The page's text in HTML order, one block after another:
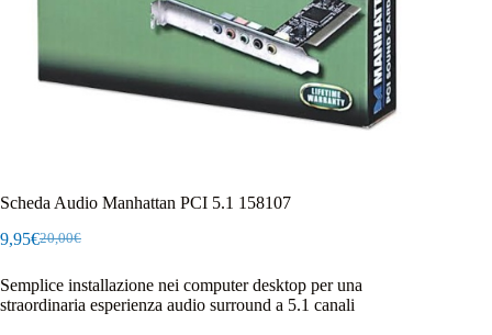
Scheda Audio Manhattan PCI 5.1 158107
20,00€
Il
originale
era:
9,95€Il
attuale
è:
Semplice installazione nei computer desktop per una
straordinaria esperienza audio surround a 5.1 canali